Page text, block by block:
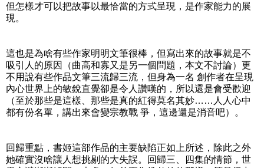
但怎樣才可以把故事以最恰當的方式呈現，是作家能力的展
現。
這也是為啥有些作家明明文筆很棒，但寫出來的故事就是不
吸引人的原因（曲高和寡又是另一個問題，本文不討論）更
不用說有些作品文筆三流歸三流，但身為一名 創作者在呈現
內心世界上的敏銳直覺卻是令人讚嘆的，所以還是會受歡迎
（至於那些是這樣、那些是真的紅得莫名其妙……人人心中
都有份名單，講出來會變宗教戰 爭，這邊還是消音吧）。
回歸重點，書姬這部作品的主要缺陷正如上所述，除此之外
她確實沒啥讓人想挑剔的大失誤。回歸三、四集的情節，世